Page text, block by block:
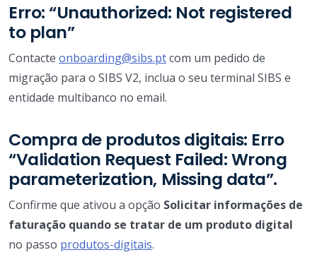
Erro: “Unauthorized: Not registered
to plan”
Contacte onboarding@sibs.ptcom um pedido de
migração para o SIBS V2, inclua o seu terminal SIBS e
entidade multibanco no email.
Compra de produtos digitais: Erro
“Validation Request Failed: Wrong
parameterization, Missing data”.
Confirme que ativou a opção Solicitar informações de
faturação quando se tratar de um produto digital
no passo produtos-digitais.